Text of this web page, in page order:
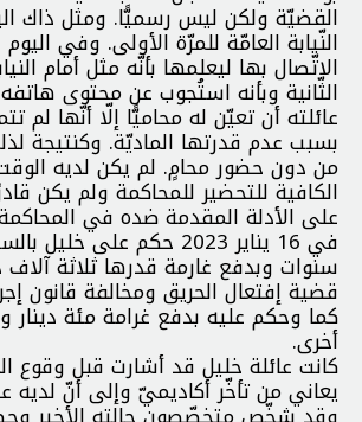
القضيّة ولكن ليس رسميًّا. ومثل ذاك
النّيابة العامّة للمرّة الأولى. وفي
الاتّصال بها ليعلمها بأنّه مثل أمام
الثّانية وبأنه استُجوب عن محتوى
عائلته أن تعيّن له محاميًّا إلّا أنّها لم
بسبب عدم قدرتها الماديّة. وكنتيجة
من دون حضور محامٍ. لم يكن لديه
الكافية للتحضير للمحاكمة ولم يكن
على الأدلة المقدمة ضده في
في 16 يناير 2023 حكم على
سنوات وبدفع غارمة قدرها ثلاثة
قضية إفتعال الحريق ومخالفة قانون
كما وحكم عليه بدفع غرامة مئة
أخرى.
كانت عائلة خليل قد أشارت قبل وقوع
يعاني من تأخّر أكاديميّ وإلى أنّ لديه